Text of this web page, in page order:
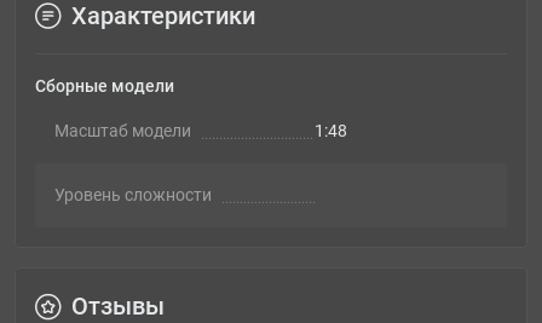
Характеристики
Сборные модели
Масштаб модели 1:48
Уровень сложности
Отзывы